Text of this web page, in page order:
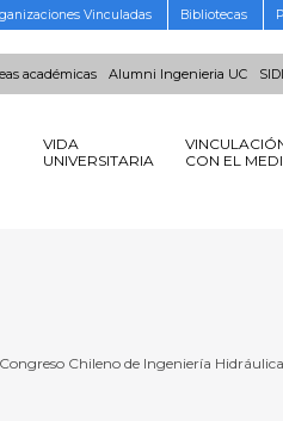
Vinculadas Bibliotecas
académicas Alumni Ingenieria UC
VIDA
UNIVERSITARIA
CON EL
Chileno de Ingeniería